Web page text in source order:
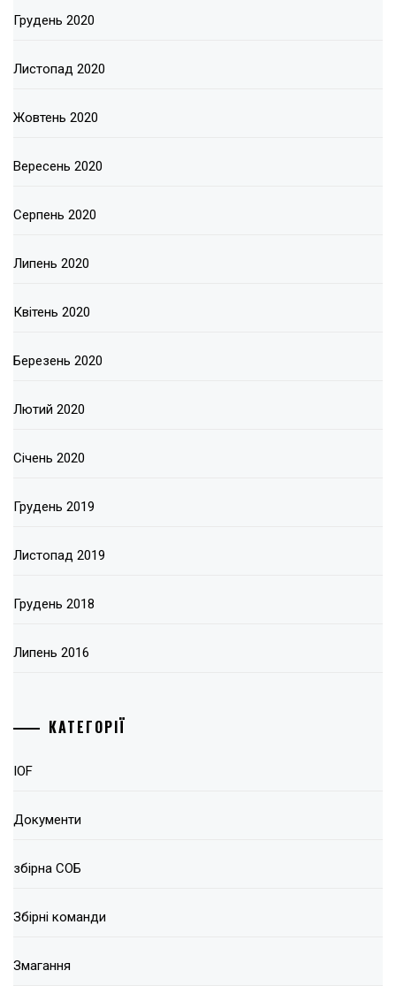
Грудень 2020
Листопад 2020
Жовтень 2020
Вересень 2020
Серпень 2020
Липень 2020
Квітень 2020
Березень 2020
Лютий 2020
Січень 2020
Грудень 2019
Листопад 2019
Грудень 2018
Липень 2016
КАТЕГОРІЇ
IOF
Документи
збірна СОБ
Збірні команди
Змагання